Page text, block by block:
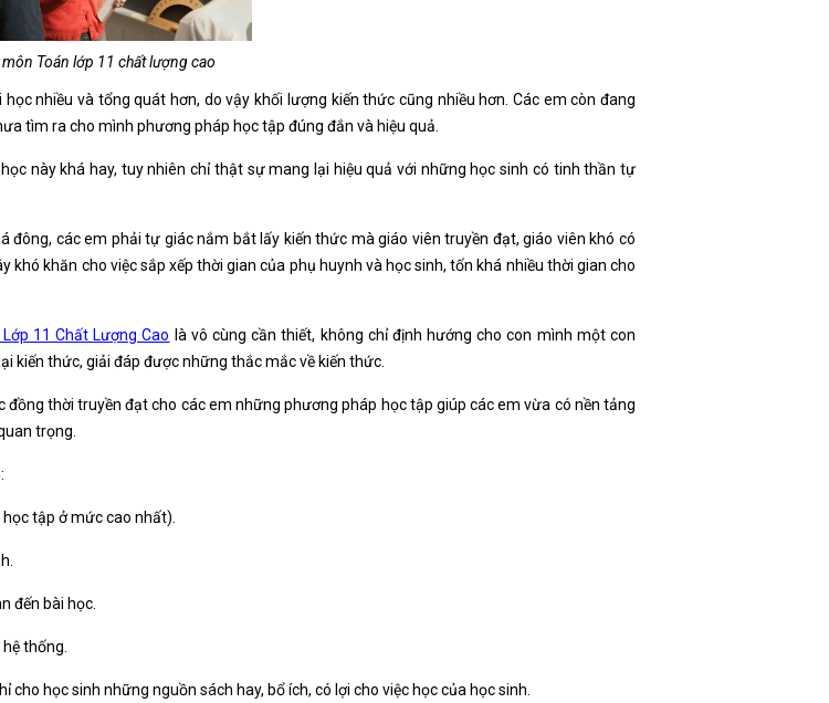
môn Toán lớp 11 chất lượng cao
nhiều và tổng quát hơn, do vậy khối lượng kiến thức cũng nhiều hơn. Các em còn đang
tìm ra cho mình phương pháp học tập đúng đắn và hiệu quả.
này khá hay, tuy nhiên chỉ thật sự mang lại hiệu quả với những học sinh có tinh thần tự
đông, các em phải tự giác nắm bắt lấy kiến thức mà giáo viên truyền đạt, giáo viên khó có
khăn cho việc sắp xếp thời gian của phụ huynh và học sinh, tốn khá nhiều thời gian cho
11 Chất Lượng Cao là vô cùng cần thiết, không chỉ định hướng cho con mình một con
kiến thức, giải đáp được những thắc mắc về kiến thức.
thời truyền đạt cho các em những phương pháp học tập giúp các em vừa có nền tảng
trọng.
tập ở mức cao nhất).
đến bài học.
thống.
cho học sinh những nguồn sách hay, bổ ích, có lợi cho việc học của học sinh.